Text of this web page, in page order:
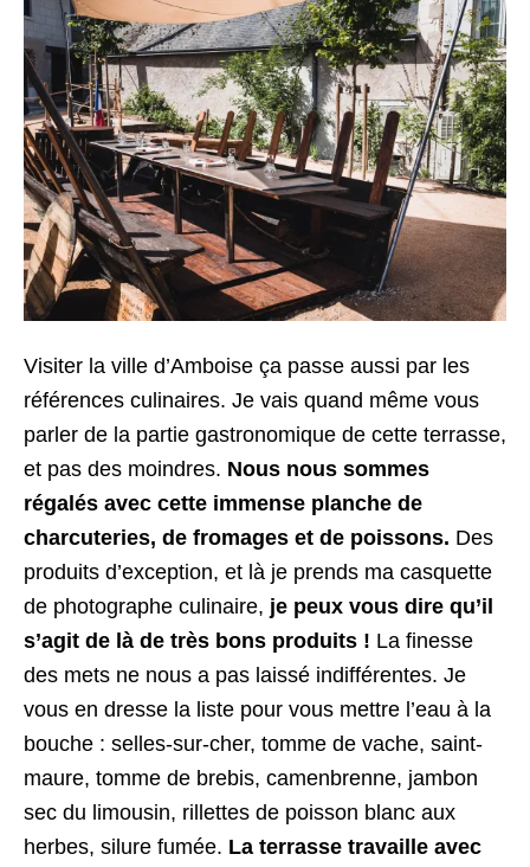
Visiter la ville d’Amboise ça passe aussi par les
références culinaires. Je vais quand même vous
parler de la partie gastronomique de cette terrasse,
et pas des moindres. Nous nous sommes
régalés avec cette immense planche de
charcuteries, de fromages et de poissons. Des
produits d’exception, et là je prends ma casquette
de photographe culinaire, je peux vous dire qu’il
s’agit de là de très bons produits ! La finesse
des mets ne nous a pas laissé indifférentes. Je
vous en dresse la liste pour vous mettre l’eau à la
bouche : selles-sur-cher, tomme de vache, saint-
maure, tomme de brebis, camenbrenne, jambon
sec du limousin, rillettes de poisson blanc aux
herbes, silure fumée. La terrasse travaille avec